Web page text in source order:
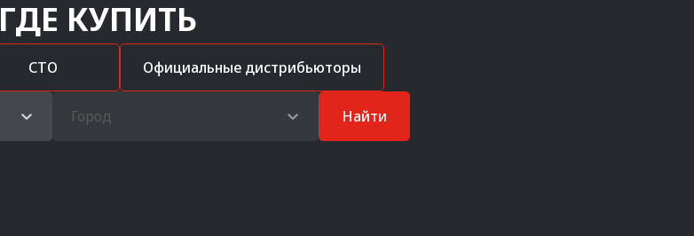
ГДЕ КУПИТЬ
СТО Официальные дистрибьюторы
Город Найти